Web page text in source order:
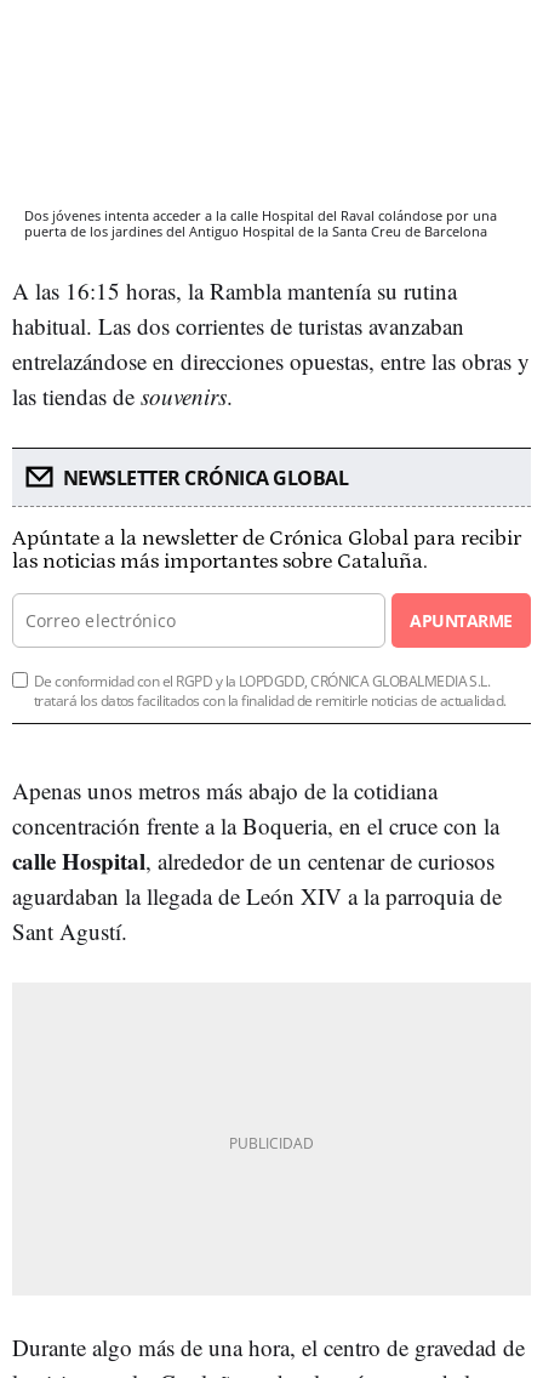
Dos jóvenes intenta acceder a la calle Hospital del Raval colándose por una
puerta de los jardines del Antiguo Hospital de la Santa Creu de Barcelona
A las 16:15 horas, la Rambla mantenía su rutina
habitual. Las dos corrientes de turistas avanzaban
entrelazándose en direcciones opuestas, entre las obras y
las tiendas de souvenirs.
NEWSLETTER CRÓNICA GLOBAL
Apúntate a la newsletter de Crónica Global para recibir
las noticias más importantes sobre Cataluña.
APUNTARME
De conformidad con el RGPD y la LOPDGDD, CRÓNICA GLOBALMEDIA S.L.
tratará los datos facilitados con la finalidad de remitirle noticias de actualidad.
Apenas unos metros más abajo de la cotidiana
concentración frente a la Boqueria, en el cruce con la
calle Hospital, alrededor de un centenar de curiosos
aguardaban la llegada de León XIV a la parroquia de
Sant Agustí.
Durante algo más de una hora, el centro de gravedad de